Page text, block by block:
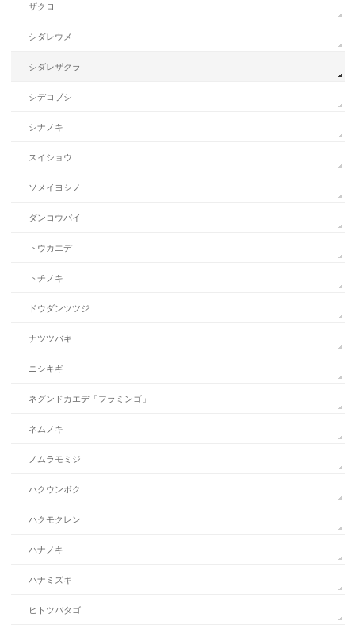
ザクロ
シダレウメ
シダレザクラ
シデコブシ
シナノキ
スイショウ
ソメイヨシノ
ダンコウバイ
トウカエデ
トチノキ
ドウダンツツジ
ナツツバキ
ニシキギ
ネグンドカエデ「フラミンゴ」
ネムノキ
ノムラモミジ
ハクウンボク
ハクモクレン
ハナノキ
ハナミズキ
ヒトツバタゴ